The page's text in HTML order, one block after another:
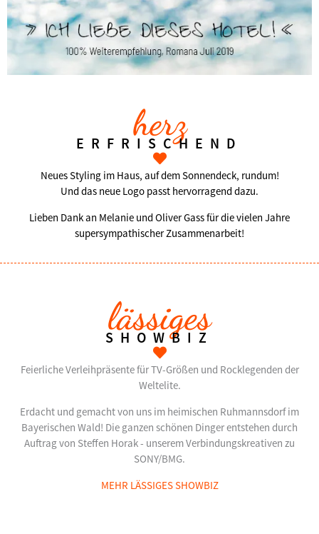
herz
ERFRISCHEND
Neues Styling im Haus, auf dem Sonnendeck, rundum!
Und das neue Logo passt hervorragend dazu.
Lieben Dank an Melanie und Oliver Gass für die vielen Jahre
supersympathischer Zusammenarbeit!
lässiges
SHOWBIZ
Feierliche Verleihpräsente für TV-Größen und Rocklegenden der
Weltelite.
Erdacht und gemacht von uns im heimischen Ruhmannsdorf im
Bayerischen Wald! Die ganzen schönen Dinger entstehen durch
Auftrag von Steffen Horak - unserem Verbindungskreativen zu
SONY/BMG.
MEHR LÄSSIGES SHOWBIZ